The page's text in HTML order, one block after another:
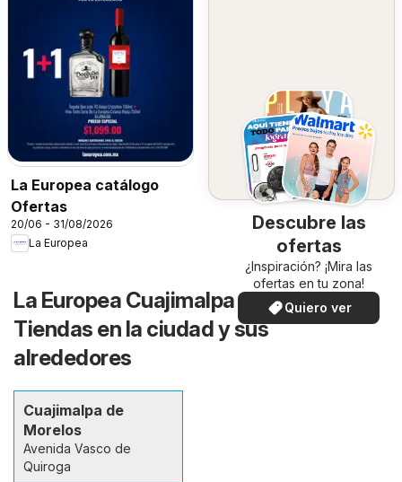
La Europea catálogo
Ofertas
20/06 - 31/08/2026
La Europea
Descubre las
ofertas
¿Inspiración? ¡Mira las
ofertas en tu zona!
Quiero ver
La Europea Cuajimalpa de Morelos -
Tiendas en la ciudad y sus
alrededores
Cuajimalpa de
Morelos
Avenida Vasco de
Quiroga